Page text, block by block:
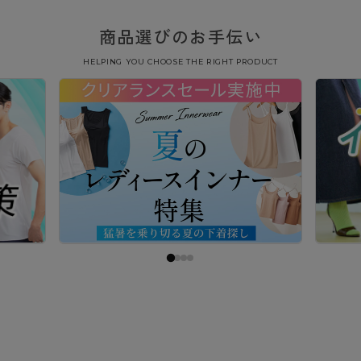
商品選びのお手伝い
HELPING YOU CHOOSE THE RIGHT PRODUCT